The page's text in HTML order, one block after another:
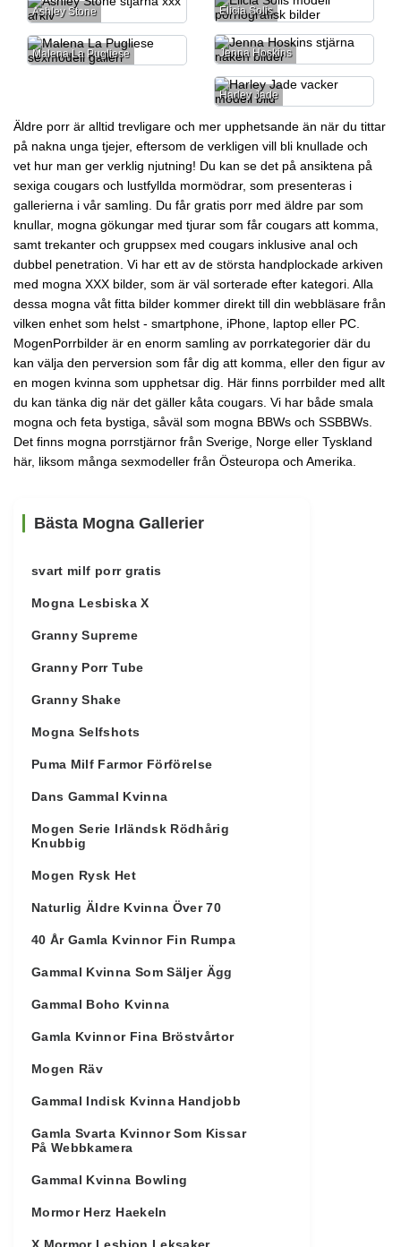
Elicia Solis
Ashley Stone
Jenna Hoskins
Malena La Pugliese
Harley Jade
Äldre porr är alltid trevligare och mer upphetsande än när du tittar
på nakna unga tjejer, eftersom de verkligen vill bli knullade och
vet hur man ger verklig njutning! Du kan se det på ansiktena på
sexiga cougars och lustfyllda mormödrar, som presenteras i
gallerierna i vår samling. Du får gratis porr med äldre par som
knullar, mogna gökungar med tjurar som får cougars att komma,
samt trekanter och gruppsex med cougars inklusive anal och
dubbel penetration. Vi har ett av de största handplockade arkiven
med mogna XXX bilder, som är väl sorterade efter kategori. Alla
dessa mogna våt fitta bilder kommer direkt till din webbläsare från
vilken enhet som helst - smartphone, iPhone, laptop eller PC.
MogenPorrbilder är en enorm samling av porrkategorier där du
kan välja den perversion som får dig att komma, eller den figur av
en mogen kvinna som upphetsar dig. Här finns porrbilder med allt
du kan tänka dig när det gäller kåta cougars. Vi har både smala
mogna och feta bystiga, såväl som mogna BBWs och SSBBWs.
Det finns mogna porrstjärnor från Sverige, Norge eller Tyskland
här, liksom många sexmodeller från Östeuropa och Amerika.
Bästa Mogna Gallerier
svart milf porr gratis
Mogna Lesbiska X
Granny Supreme
Granny Porr Tube
Granny Shake
Mogna Selfshots
Puma Milf Farmor Förförelse
Dans Gammal Kvinna
Mogen Serie Irländsk Rödhårig
Knubbig
Mogen Rysk Het
Naturlig Äldre Kvinna Över 70
40 År Gamla Kvinnor Fin Rumpa
Gammal Kvinna Som Säljer Ägg
Gammal Boho Kvinna
Gamla Kvinnor Fina Bröstvårtor
Mogen Räv
Gammal Indisk Kvinna Handjobb
Gamla Svarta Kvinnor Som Kissar
På Webbkamera
Gammal Kvinna Bowling
Mormor Herz Haekeln